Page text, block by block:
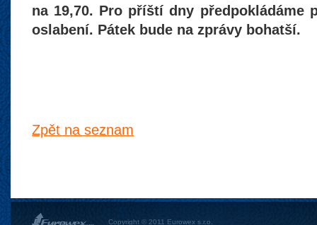
na 19,70. Pro příští dny předpokládáme
oslabení. Pátek bude na zprávy bohatší.
Zpět na seznam
Copyright © 2011 Eurowex s.r.o.